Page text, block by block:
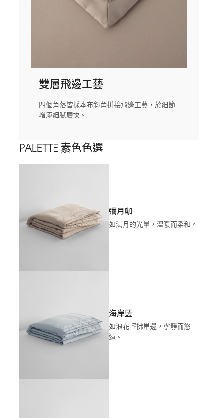
雙層飛邊工藝
四個角落皆採本布斜角拼接飛邊工藝，於細節
增添細膩層次。
PALETTE 素色色選
彌月咖
如滿月的光暈，溫暖而柔和。
海岸藍
如浪花輕拂岸邊，寧靜而悠
遠。